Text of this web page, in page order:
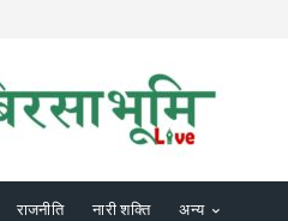
राजनीति नारी शक्ति अन्य